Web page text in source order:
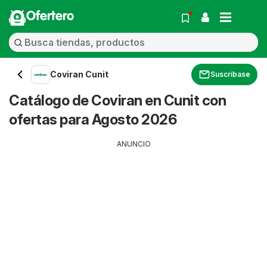
Ofertero
Coviran Cunit Suscríbase
Catálogo de Coviran en Cunit con
ofertas para Agosto 2026
ANUNCIO